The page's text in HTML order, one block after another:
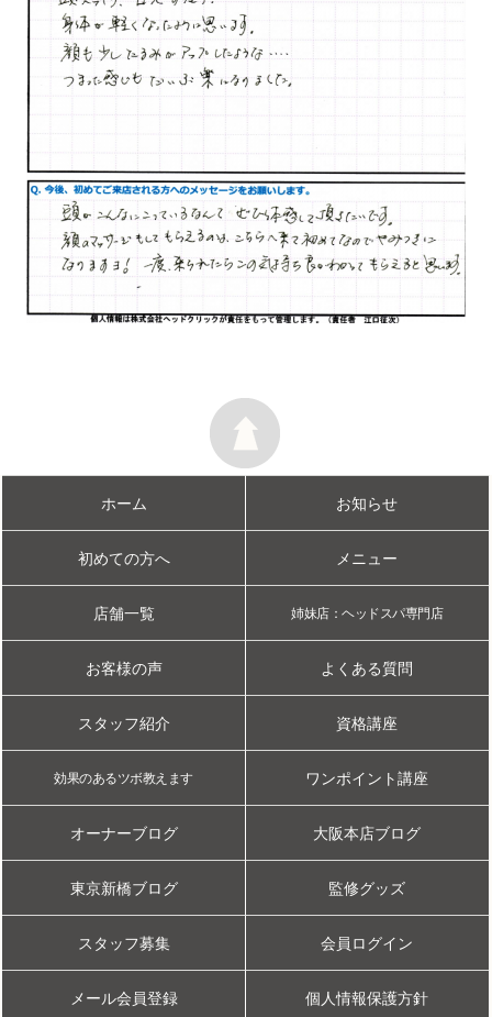
ホーム お知らせ
初めての方へ メニュー
店舗一覧 姉妹店：ヘッドスパ専門店
お客様の声 よくある質問
スタッフ紹介 資格講座
効果のあるツボ教えます ワンポイント講座
オーナーブログ 大阪本店ブログ
東京新橋ブログ 監修グッズ
スタッフ募集 会員ログイン
メール会員登録 個人情報保護方針